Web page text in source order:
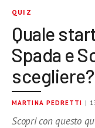
QUIZ
Quale
Spada e
scegliere?
MARTINA PEDRETTI |
Scopri con questo